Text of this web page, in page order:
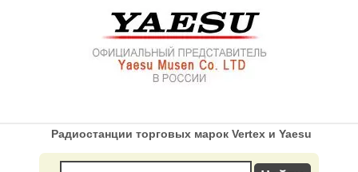
Радиостанции торговых марок Vertex и Yaesu